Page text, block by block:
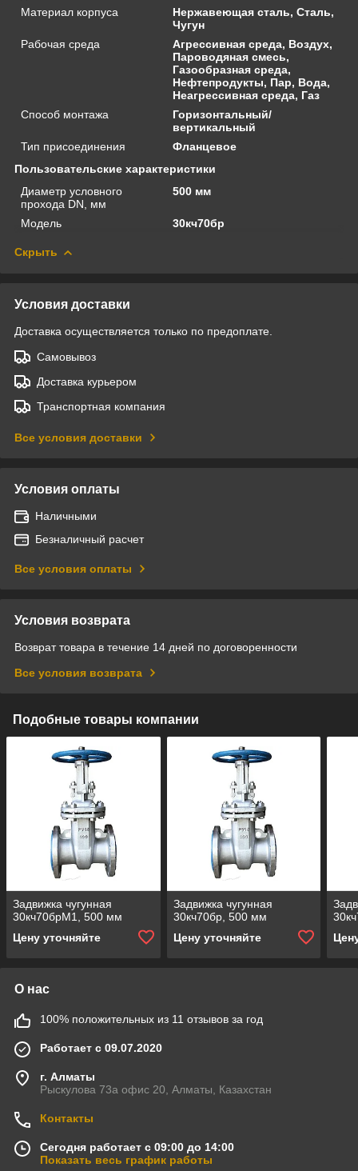
Материал корпуса
Нержавеющая сталь, Сталь,
Чугун
Рабочая среда
Агрессивная среда, Воздух,
Пароводяная смесь,
Газообразная среда,
Нефтепродукты, Пар, Вода,
Неагрессивная среда, Газ
Способ монтажа
Горизонтальный/
вертикальный
Тип присоединения
Фланцевое
Пользовательские характеристики
Диаметр условного
прохода DN, мм
500 мм
Модель 30кч70бр
Скрыть
Условия доставки
Доставка осуществляется только по предоплате.
Самовывоз
Доставка курьером
Транспортная компания
Все условия доставки
Условия оплаты
Наличными
Безналичный расчет
Все условия оплаты
Условия возврата
Возврат товара в течение 14 дней по договоренности
Все условия возврата
Подобные товары компании
Задвижка чугунная
30кч70брМ1, 500 мм
Цену уточняйте
Задвижка чугунная
30кч70бр, 500 мм
Цену уточняйте
О нас
100% положительных из 11 отзывов за год
Работает с 09.07.2020
г. Алматы
Рыскулова 73а офис 20, Алматы, Казахстан
Контакты
Сегодня работает с 09:00 до 14:00
Показать весь график работы